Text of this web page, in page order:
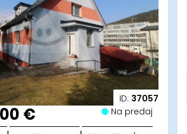
ID: 37057
€ Na predaj